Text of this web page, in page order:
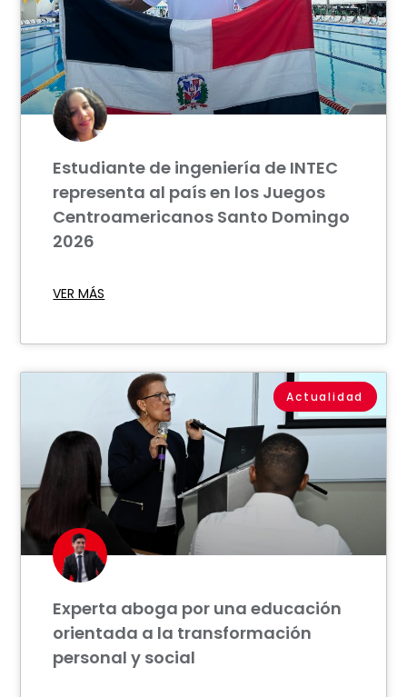
Estudiante de ingeniería de INTEC
representa al país en los Juegos
Centroamericanos Santo Domingo
2026
VER MÁS
Actualidad
Experta aboga por una educación
orientada a la transformación
personal y social